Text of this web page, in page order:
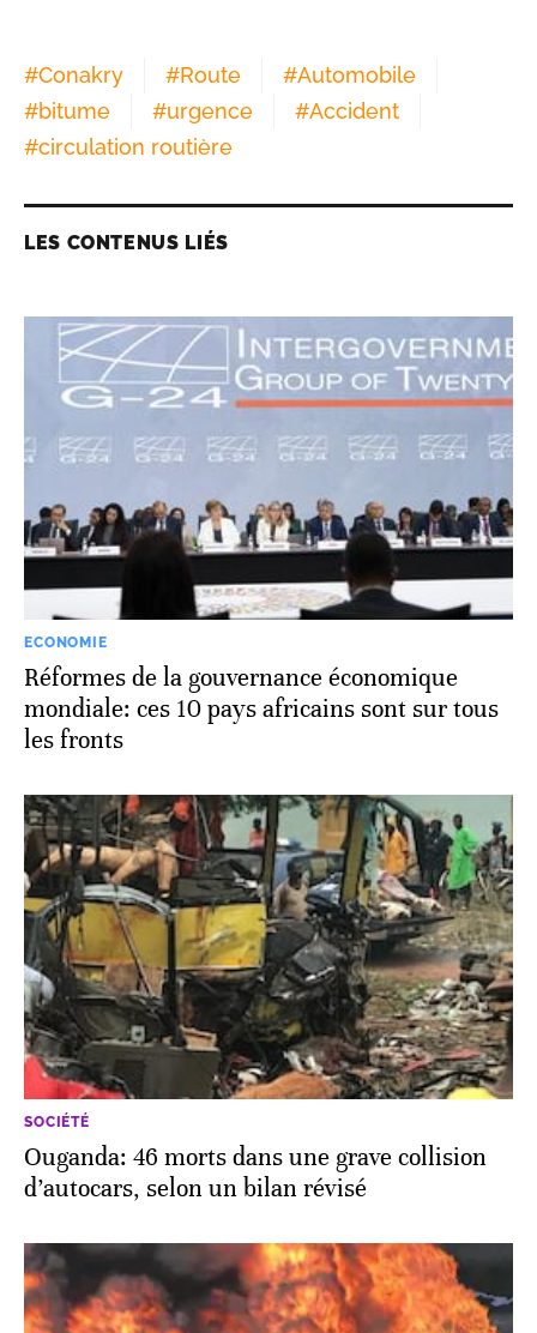
#Conakry #Route #Automobile
#bitume #urgence #Accident
#circulation routière
LES CONTENUS LIÉS
ECONOMIE
Réformes de la gouvernance économique
mondiale: ces 10 pays africains sont sur tous
les fronts
SOCIÉTÉ
Ouganda: 46 morts dans une grave collision
d’autocars, selon un bilan révisé